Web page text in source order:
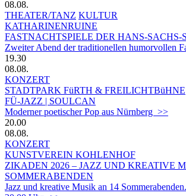
08.08.
THEATER/TANZ KULTUR
KATHARINENRUINE
FASTNACHTSPIELE DER HANS-SACHS-
Zweiter Abend der traditionellen humorvollen
19.30
08.08.
KONZERT
STADTPARK FüRTH & FREILICHTBüHNE
FÜ-JAZZ | SOULCAN
Moderner poetischer Pop aus Nürnberg >>
20.00
08.08.
KONZERT
KUNSTVEREIN KOHLENHOF
ZIKADEN 2026 – JAZZ UND KREATIVE
SOMMERABENDEN
Jazz und kreative Musik an 14